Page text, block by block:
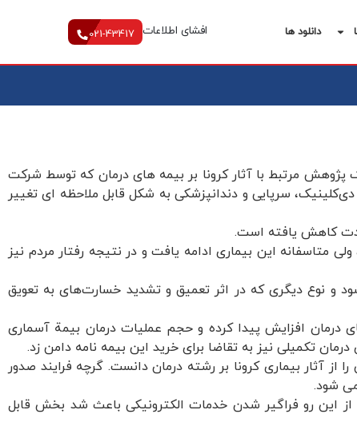
دانلود ها افشای اطلاعات 021-43417
مرتبط با آثار کرونا بر بیمه های درمان که توسط شرکت
سرپایی و دندانپزشکی به شکل قابل ملاحظه ای تغییر
کاهش یافته است.
متاسفانه این بیماری ادامه یافت و در نتیجه رفتار مردم نیز
و نوع دیگری که در اثر تعمیق و تشدید خسارت‌های به تعویق
درمان افزایش پیدا کرده و حجم عملیات درمان بیمة آسماری
تکمیلی نیز به تقاضا برای خرید این بیمه نامه دامن زد.
آثار بیماری کرونا بر رشته درمان دانست. گرچه فرایند صدور
می شود.
از این رو فراگیر شدن خدمات الکترونیکی باعث شد بخش قابل